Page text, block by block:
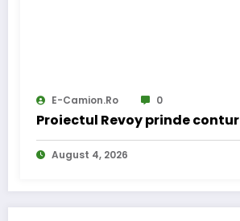
E-Camion.ro 0
Proiectul Revoy prinde contur
August 4, 2026